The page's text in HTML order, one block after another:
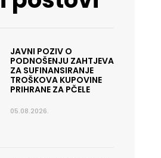
JAVNI POZIV O
PODNOŠENJU ZAHTJEVA
ZA SUFINANSIRANJE
TROŠKOVA KUPOVINE
PRIHRANE ZA PČELE
05.08.2026.